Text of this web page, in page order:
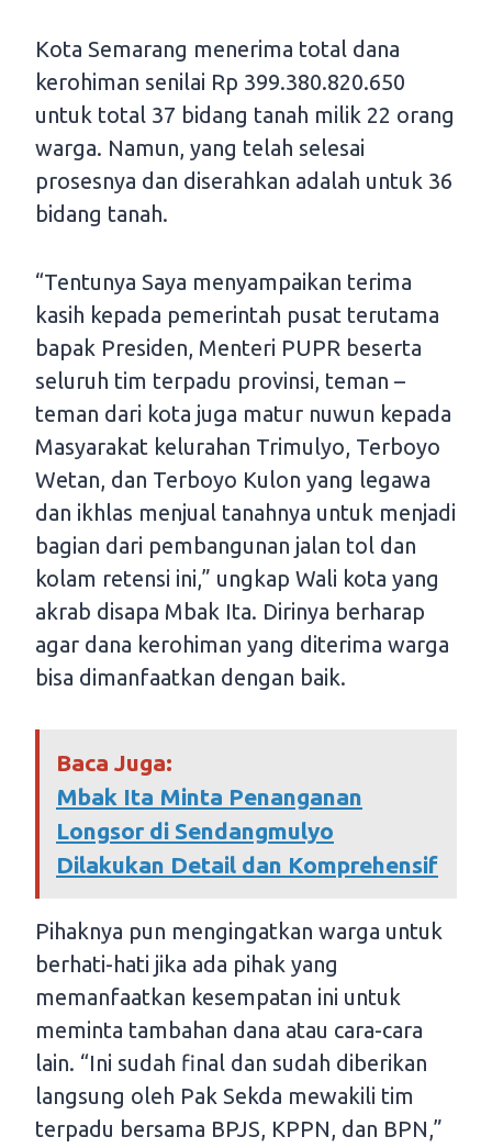
Kota Semarang menerima total dana
kerohiman senilai Rp 399.380.820.650
untuk total 37 bidang tanah milik 22 orang
warga. Namun, yang telah selesai
prosesnya dan diserahkan adalah untuk 36
bidang tanah.
“Tentunya Saya menyampaikan terima
kasih kepada pemerintah pusat terutama
bapak Presiden, Menteri PUPR beserta
seluruh tim terpadu provinsi, teman –
teman dari kota juga matur nuwun kepada
Masyarakat kelurahan Trimulyo, Terboyo
Wetan, dan Terboyo Kulon yang legawa
dan ikhlas menjual tanahnya untuk menjadi
bagian dari pembangunan jalan tol dan
kolam retensi ini,” ungkap Wali kota yang
akrab disapa Mbak Ita. Dirinya berharap
agar dana kerohiman yang diterima warga
bisa dimanfaatkan dengan baik.
Baca Juga:
Mbak Ita Minta Penanganan
Longsor di Sendangmulyo
Dilakukan Detail dan Komprehensif
Pihaknya pun mengingatkan warga untuk
berhati-hati jika ada pihak yang
memanfaatkan kesempatan ini untuk
meminta tambahan dana atau cara-cara
lain. “Ini sudah final dan sudah diberikan
langsung oleh Pak Sekda mewakili tim
terpadu bersama BPJS, KPPN, dan BPN,”